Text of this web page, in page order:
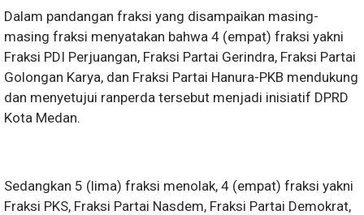
Dalam pandangan fraksi yang disampaikan masing-
masing fraksi menyatakan bahwa 4 (empat) fraksi yakni
Fraksi PDI Perjuangan, Fraksi Partai Gerindra, Fraksi Partai
Golongan Karya, dan Fraksi Partai Hanura-PKB mendukung
dan menyetujui ranperda tersebut menjadi inisiatif DPRD
Kota Medan.
Sedangkan 5 (lima) fraksi menolak, 4 (empat) fraksi yakni
Fraksi PKS, Fraksi Partai Nasdem, Fraksi Partai Demokrat,